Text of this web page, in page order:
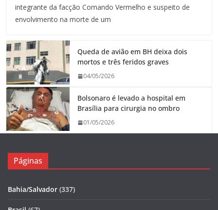
integrante da facção Comando Vermelho e suspeito de
envolvimento na morte de um
Queda de avião em BH deixa dois
mortos e três feridos graves
04/05/2026
Bolsonaro é levado a hospital em
Brasília para cirurgia no ombro
01/05/2026
Páginas
Bahia/Salvador (337)